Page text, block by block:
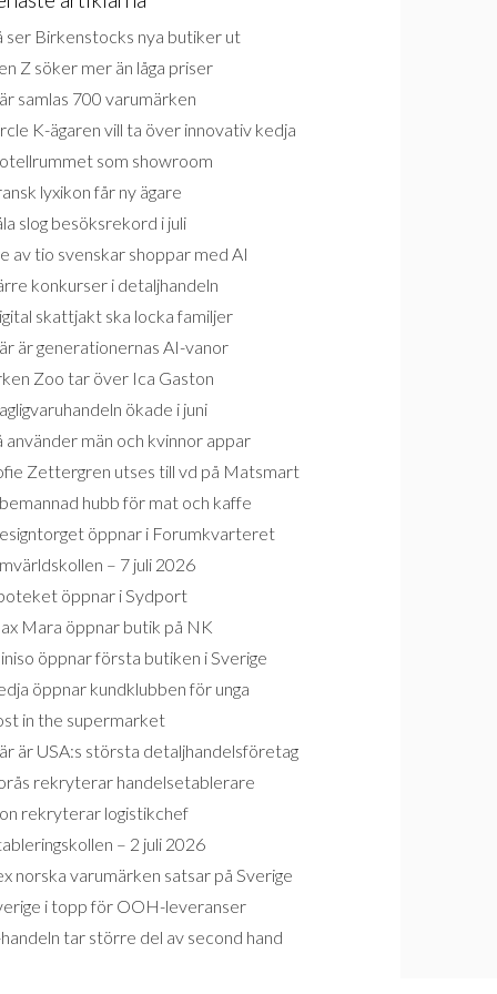
ser Birkenstocks nya butiker ut
Z söker mer än låga priser
samlas 700 varumärken
K-ägaren vill ta över innovativ kedja
som showroom
lyxikon får ny ägare
slog besöksrekord i juli
av tio svenskar shoppar med AI
konkurser i detaljhandeln
skattjakt ska locka familjer
är generationernas AI-vanor
Zoo tar över Ica Gaston
ökade i juni
använder män och kvinnor appar
Zettergren utses till vd på Matsmart
hubb för mat och kaffe
öppnar i Forumkvarteret
– 7 juli 2026
öppnar i Sydport
Mara öppnar butik på NK
öppnar första butiken i Sverige
öppnar kundklubben för unga
in the supermarket
är USA:s största detaljhandelsföretag
rekryterar handelsetablerare
rekryterar logistikchef
– 2 juli 2026
norska varumärken satsar på Sverige
i topp för OOH-leveranser
tar större del av second hand